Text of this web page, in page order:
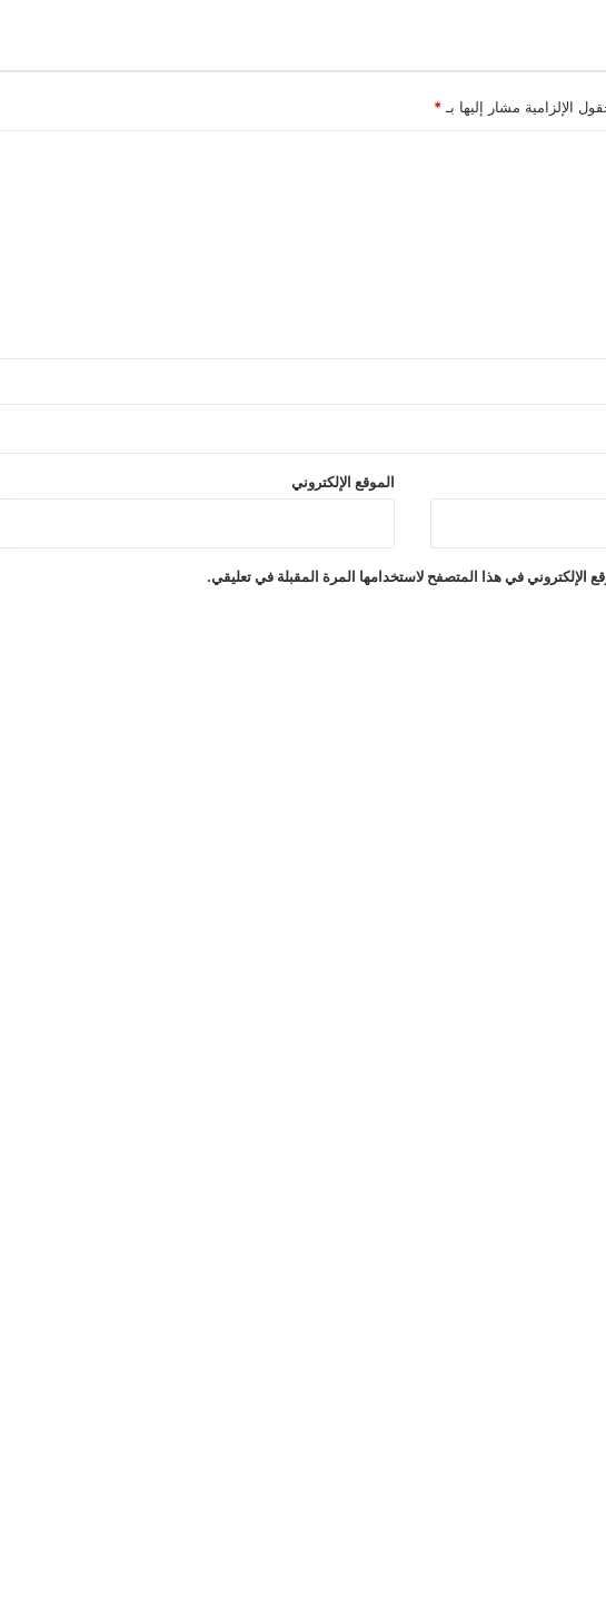
الإلزامية مشار إليها بـ *
الموقع الإلكتروني
الإلكتروني في هذا المتصفح لاستخدامها المرة المقبلة في تعليقي.